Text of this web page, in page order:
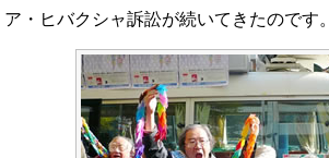
ア・ヒバクシャ訴訟が続いてきたのです。